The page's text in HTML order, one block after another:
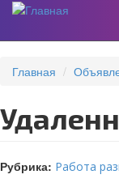
основному
Главная
Рубрика: Работа